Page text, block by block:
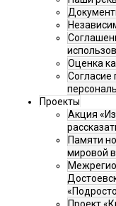
Оценка
Согласие
Проекты
Акция
Памяти
мировой